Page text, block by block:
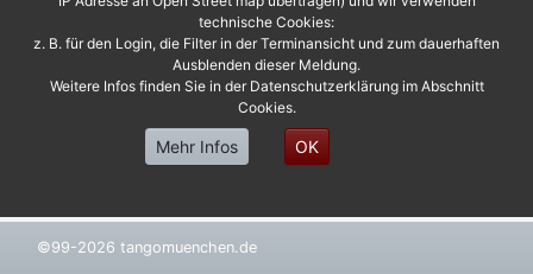
©99-2026 tangomuenchen.de
technische Cookies:
z. B. für den Login, die Filter in der Terminansicht und zum dauerhaften
Ausblenden dieser Meldung.
Weitere Infos finden Sie in der Datenschutzerklärung im Abschnitt
Cookies.
Mehr Infos OK